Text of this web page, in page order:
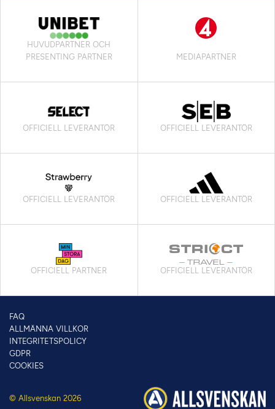
HUVUDPARTNER OCH
PRESENTING PARTNER
MEDIAPARTNER
OFFICIELL LEVERANTÖR OFFICIELL LEVERANTÖR
OFFICIELL LEVERANTÖR OFFICIELL LEVERANTÖR
OFFICIELL PARTNER OFFICIELL LEVERANTÖR
© Allsvenskan 2026
FAQ
ALLMÄNNA VILLKOR
INTEGRITETSPOLICY
GDPR
COOKIES